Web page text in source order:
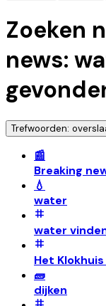
Zoeken
news:
Trefwoorden:
📰
Breaking
💧
water
water
Het
🧱
dijken